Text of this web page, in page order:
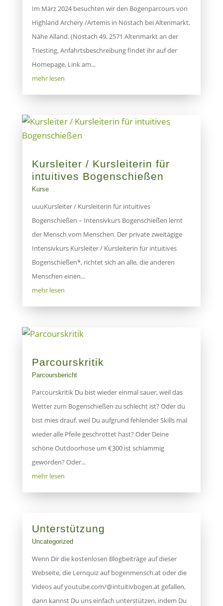
Im März 2024 besuchten wir den Bogenparcours von
Highland Archery /Artemis in Nöstach bei Altenmarkt,
Nähe Alland. (Nöstach 49, 2571 Altenmarkt an der
Triesting, Anfahrtsbeschreibung findet ihr auf der
Homepage, Link am...
mehr lesen
Kursleiter / Kursleiterin für
intuitives Bogenschießen
Kurse
uuuKursleiter / Kursleiterin für intuitives
Bogenschießen – Intensivkurs Bogenschießen lernt
der Mensch vom Menschen. Der private zweitägige
Intensivkurs Kursleiter / Kursleiterin für intuitives
Bogenschießen*, richtet sich an alle, die anderen
Menschen einen...
mehr lesen
Parcourskritik
Parcoursbericht
Parcourskritik Du bist wieder einmal sauer, weil das
Wetter zum Bogenschießen zu schlecht ist? Oder du
bist mies drauf, weil Du aufgrund fehlender Skills mal
wieder alle Pfeile geschrottet hast? Oder Deine
schöne Outdoorhose um €300 ist schlammig
geworden? Oder...
mehr lesen
Unterstützung
Uncategorized
Wenn Dir die kostenlosen Blogbeiträge auf dieser
Webseite, die Lernquiz auf bogenmensch.at oder die
Videos auf youtube.com/@intuitivbogen.at gefallen,
dann kannst Du uns einfach unterstützen, indem Du